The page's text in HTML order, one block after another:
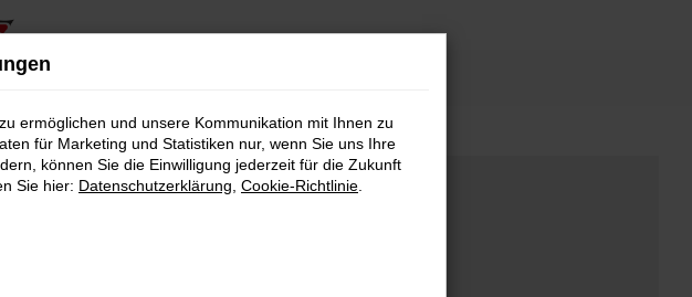
ermöglichen und unsere Kommunikation mit Ihnen zu
für Marketing und Statistiken nur, wenn Sie uns Ihre
können Sie die Einwilligung jederzeit für die Zukunft
Sie hier: Datenschutzerklärung Cookie-Richtlinie